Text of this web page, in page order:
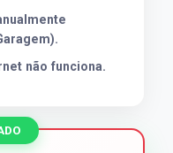
não funciona.